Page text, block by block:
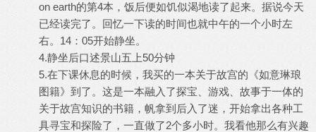
on earth的第4本，饭后便如饥似渴地读了起来。据说今天
已经读完了。回忆一下读的时间也就中午的一个小时左
右。14：05开始静坐。
4.静坐后口述景山五上50分钟
5.在下课休息的时候，我买的一本关于故宫的《如意琳琅
图籍》到了。这是一本融入了探宝、游戏、故事于一体的
关于故宫知识的书籍，帆拿到后入了迷，开始拿出各种工
具寻宝和探险了，一直做了2个多小时。我看他那么有兴趣